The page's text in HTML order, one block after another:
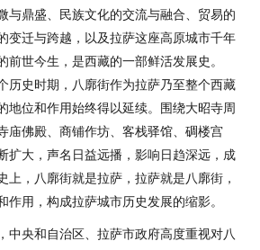
与鼎盛、民族文化的交流与融合、贸易的
变迁与跨越，以及拉萨这座高原城市千年
前世今生，是西藏的一部鲜活发展史。
史时期，八廓街作为拉萨乃至整个西藏
地位和作用始终得以延续。围绕大昭寺周
庙佛殿、商铺作坊、客栈驿馆、碉楼宫
扩大，声名日益远播，影响日趋深远，成
上，八廓街就是拉萨，拉萨就是八廓街，
作用，构成拉萨城市历史发展的缩影。
央和自治区、拉萨市政府高度重视对八